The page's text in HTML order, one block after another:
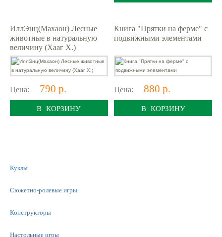
ИллЭнц(Махаон) Лесные
животные в натуральную
величину (Хааг Х.)
Цена: 790 р.
В КОРЗИНУ
Книга "Прятки на ферме" с
подвижными элементами
Цена: 880 р.
В КОРЗИНУ
Куклы
Сюжетно-ролевые игры
Конструкторы
Настольные игры